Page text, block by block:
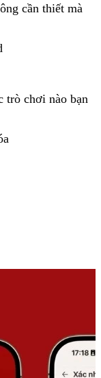
cần thiết mà
trò chơi nào bạn